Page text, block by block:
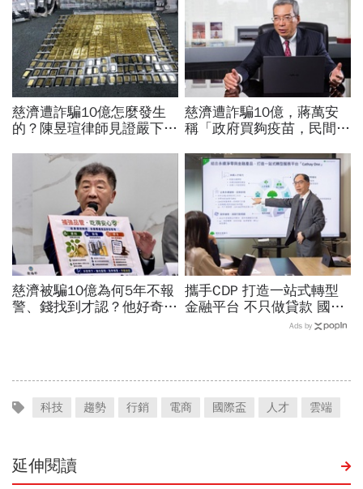
慈濟遭詐騙10億怎麼發生
的？陳昱瑄律師見證嚴下跪
金，洗錢手法曝光…慈濟回
慈濟遭詐騙10億，蔣萬安
稱「政府買夠疫苗，民間就
話說得不夠公道
慈濟被騙10億為何5年不報
警、錢找到才認？他好奇：
攜手CDP 打造一站式轉型
金融平台 不只做貸款 國泰
世華化身減碳顧問Ads by
科技 趨勢 行銷 電商 國際盃 人才 雲端
延伸閱讀